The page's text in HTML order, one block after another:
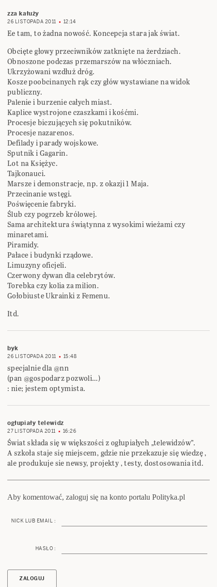
zza kałuży
26 LISTOPADA 2011 12:14
Ee tam, to żadna nowość. Koncepcja stara jak świat.
Obcięte głowy przeciwników zatknięte na żerdziach.
Obnoszone podczas przemarszów na włóczniach.
Ukrzyżowani wzdłuż dróg.
Kosze poobcinanych rąk czy głów wystawiane na widok
publiczny.
Palenie i burzenie całych miast.
Kaplice wystrojone czaszkami i kośćmi.
Procesje biczujących się pokutników.
Procesje nazarenos.
Defilady i parady wojskowe.
Sputnik i Gagarin.
Lot na Księżyc.
Tajkonauci.
Marsze i demonstracje, np. z okazji 1 Maja.
Przecinanie wstęgi.
Poświęcenie fabryki.
Ślub czy pogrzeb królowej.
Sama architektura świątynna z wysokimi wieżami czy
minaretami.
Piramidy.
Pałace i budynki rządowe.
Limuzyny oficjeli.
Czerwony dywan dla celebrytów.
Torebka czy kolia za milion.
Gołobiuste Ukrainki z Femenu.
Itd.
byk
26 LISTOPADA 2011 15:48
specjalnie dla @nn
(pan @gospodarz pozwoli…)
: nie; jestem optymista.
ogłupiały telewidz
27 LISTOPADA 2011 16:26
Świat składa się w większości z ogłupiałych „telewidzów”.
A szkoła staje się miejscem, gdzie nie przekazuje się wiedzę ,
ale produkuje sie newsy, projekty , testy, dostosowania itd.
Aby komentować, zaloguj się na konto portalu Polityka.pl
NICK LUB EMAIL :
HASŁO :